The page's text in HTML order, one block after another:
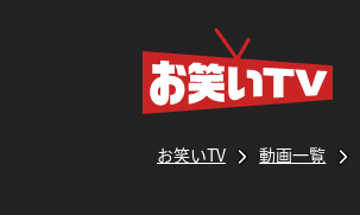
お笑いTV 動画一覧